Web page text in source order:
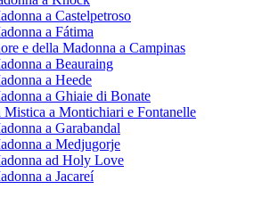
a Castelpetroso
a Fátima
e della Madonna a Campinas
a Beauraing
a Heede
a Ghiaie di Bonate
a Montichiari e Fontanelle
a Garabandal
a Medjugorje
ad Holy Love
a Jacareí